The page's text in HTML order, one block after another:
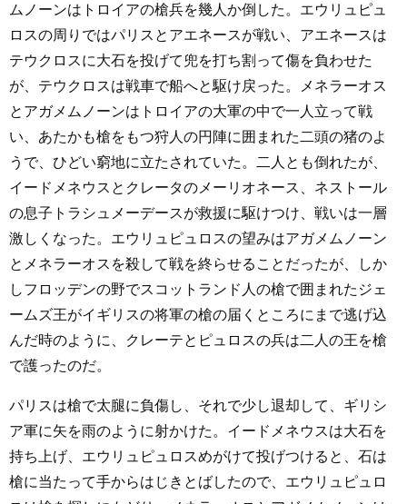
ムノーンはトロイアの槍兵を幾人か倒した。エウリュピュ
ロスの周りではパリスとアエネースが戦い、アエネースは
テウクロスに大石を投げて兜を打ち割って傷を負わせた
が、テウクロスは戦車で船へと駆け戻った。メネラーオス
とアガメムノーンはトロイアの大軍の中で一人立って戦
い、あたかも槍をもつ狩人の円陣に囲まれた二頭の猪のよ
うで、ひどい窮地に立たされていた。二人とも倒れたが、
イードメネウスとクレータのメーリオネース、ネストール
の息子トラシュメーデースが救援に駆けつけ、戦いは一層
激しくなった。エウリュピュロスの望みはアガメムノーン
とメネラーオスを殺して戦を終らせることだったが、しか
しフロッデンの野でスコットランド人の槍で囲まれたジェ
ームズ王がイギリスの将軍の槍の届くところにまで逃げ込
んだ時のように、クレーテとピュロスの兵は二人の王を槍
で護ったのだ。
パリスは槍で太腿に負傷し、それで少し退却して、ギリシ
ア軍に矢を雨のように射かけた。イードメネウスは大石を
持ち上げ、エウリュピュロスめがけて投げつけると、石は
槍に当たって手からはじきとばしたので、エウリュピュロ